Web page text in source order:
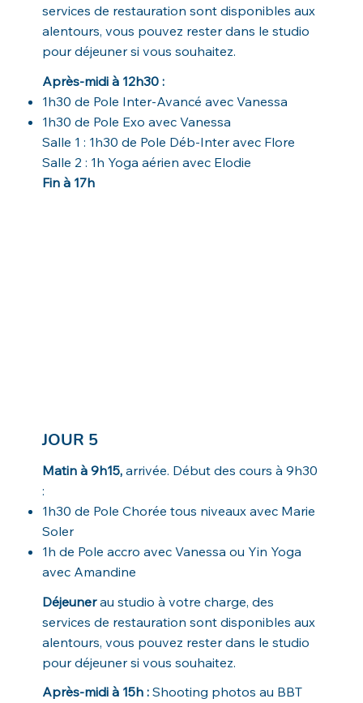
services de restauration sont disponibles aux
alentours, vous pouvez rester dans le studio
pour déjeuner si vous souhaitez.
Après-midi à 12h30 :
1h30 de Pole Inter-Avancé avec Vanessa
1h30 de Pole Exo avec Vanessa
Salle 1 : 1h30 de Pole Déb-Inter avec Flore
Salle 2 : 1h Yoga aérien avec Elodie
Fin à 17h
JOUR 5
Matin à 9h15, arrivée. Début des cours à 9h30
:
1h30 de Pole Chorée tous niveaux avec Marie
Soler
1h de Pole accro avec Vanessa ou Yin Yoga
avec Amandine
Déjeunerau studio à votre charge, des
services de restauration sont disponibles aux
alentours, vous pouvez rester dans le studio
pour déjeuner si vous souhaitez.
Après-midi à 15h :Shooting photos au BBT